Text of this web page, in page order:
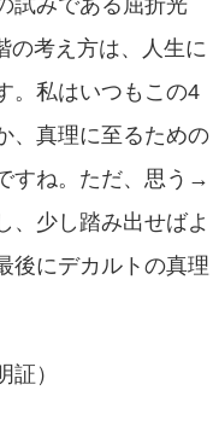
の考え方は、人生に
。私はいつもこの4
、真理に至るための
すね。ただ、思う→
少し踏み出せばよ
後にデカルトの真理
証）